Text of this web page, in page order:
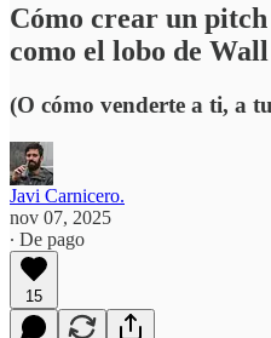
Cómo crear un
como el lobo de
(O cómo venderte a ti, a
Javi Carnicero.
nov 07, 2025
∙ De pago
15